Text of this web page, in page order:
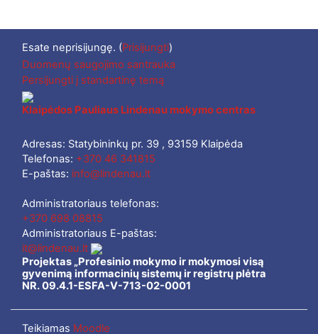
Esate neprisijungę. (Prisijungti)
Duomenų saugojimo santrauka
Persijungti į standartinę temą
Klaipėdos Pauliaus Lindenau mokymo centras
Adresas: Statybininkų pr. 39 , 93159 Klaipėda
Telefonas: +370 46 341815
E-paštas: info@lindenau.lt
Administratoriaus telefonas:
+370 698 08815
Administratoriaus E-paštas:
it@lindenau.lt
Projektas „Profesinio mokymo ir mokymosi visą
gyvenimą informacinių sistemų ir registrų plėtra
NR. 09.4.1-ESFA-V-713-02-0001
Teikiamas Moodle